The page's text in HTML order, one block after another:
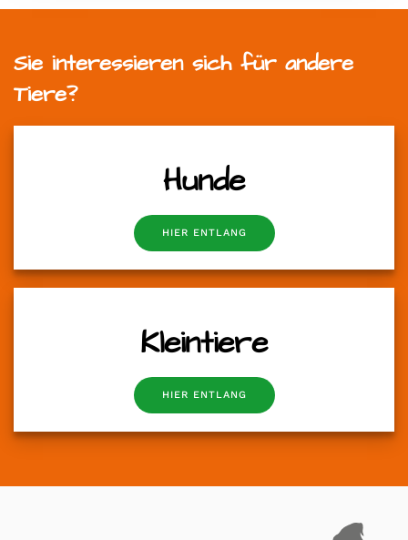
Sie interessieren sich für andere
Tiere?
Hunde
HIER ENTLANG
Kleintiere
HIER ENTLANG